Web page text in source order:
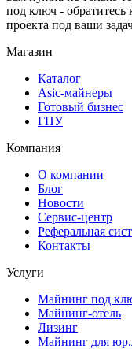
под ключ -
проекта под ваши
Магазин
Каталог
Asic-майнеры
Готовый бизнес
ГПУ
Компания
О компании
Блог
Новости
Сервис-центр
Реферальная
Контакты
Услуги
Майнинг под
Майнинг-отель
Лизинг
Майнинг для